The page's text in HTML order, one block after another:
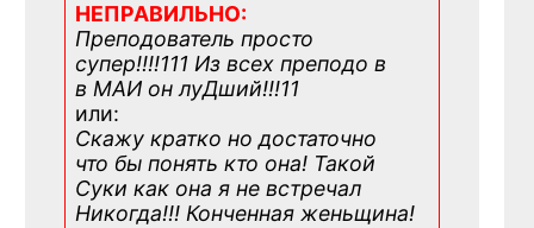
НЕПРАВИЛЬНО:
Преподователь просто
супер!!!!111 Из всех преподо в
в МАИ он луДший!!!11
или:
Скажу кратко но достаточно
что бы понять кто она! Такой
Суки как она я не встречал
Никогда!!! Конченная женьщина!